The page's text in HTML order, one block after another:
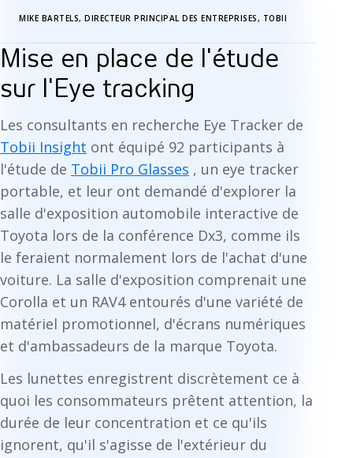
MIKE BARTELS, DIRECTEUR PRINCIPAL DES ENTREPRISES, TOBII
Mise en place de l'étude
sur l'Eye tracking
Les consultants en recherche Eye Tracker de
Tobii Insight ont équipé 92 participants à
l'étude de Tobii Pro Glasses , un eye tracker
portable, et leur ont demandé d'explorer la
salle d'exposition automobile interactive de
Toyota lors de la conférence Dx3, comme ils
le feraient normalement lors de l'achat d'une
voiture. La salle d'exposition comprenait une
Corolla et un RAV4 entourés d'une variété de
matériel promotionnel, d'écrans numériques
et d'ambassadeurs de la marque Toyota.
Les lunettes enregistrent discrètement ce à
quoi les consommateurs prêtent attention, la
durée de leur concentration et ce qu'ils
ignorent, qu'il s'agisse de l'extérieur du